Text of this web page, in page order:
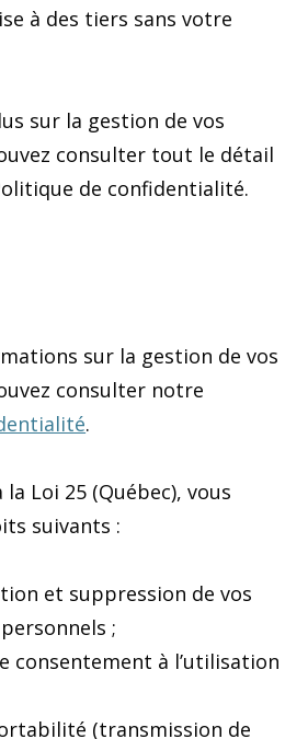
à des tiers sans votre
sur la gestion de vos
consulter tout le détail
de confidentialité.
sur la gestion de vos
consulter notre
.
Loi 25 (Québec), vous
suivants :
et suppression de vos
;
consentement à l’utilisation
(transmission de